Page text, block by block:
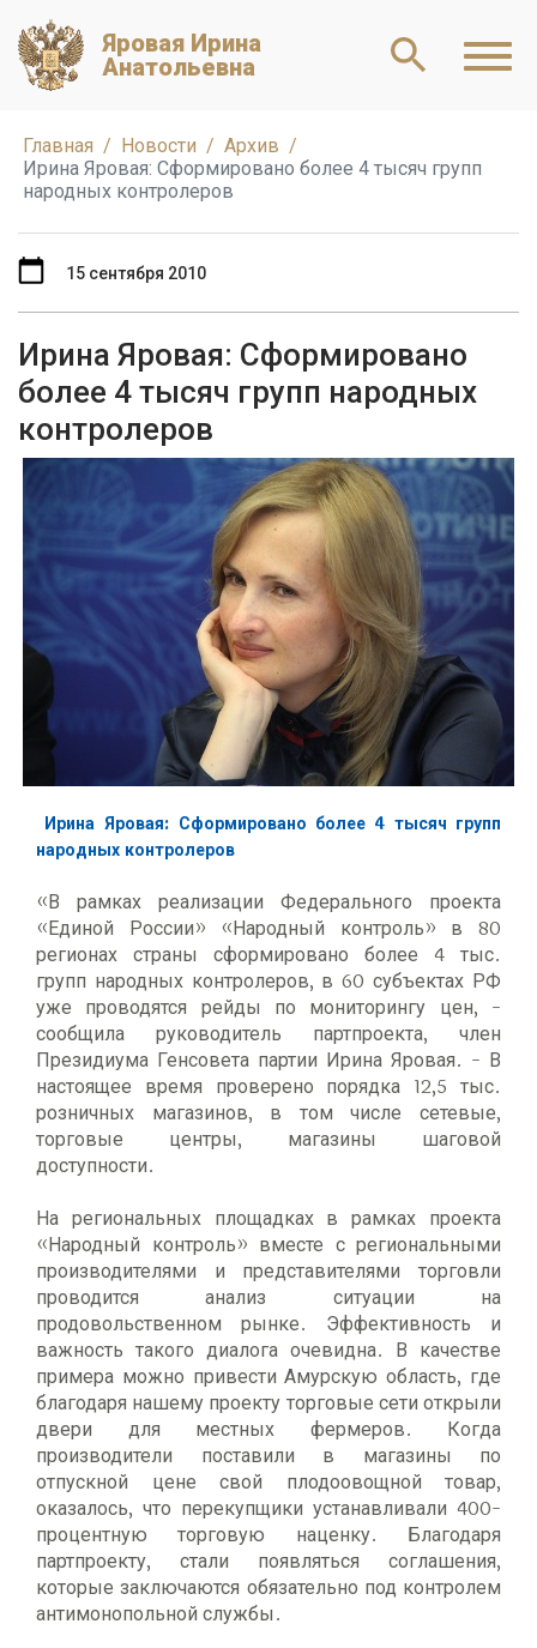
Яровая Ирина
Анатольевна
Главная Новости
Архив
Ирина Яровая: Сформировано более 4 тысяч групп
народных контролеров
Ирина Яровая: Сформировано
более 4 тысяч групп народных
контролеров
15 сентября 2010
Ирина Яровая: Сформировано более 4 тысяч групп
народных контролеров
«В рамках реализации Федерального проекта
«Единой России» «Народный контроль» в 80
регионах страны сформировано более 4 тыс.
групп народных контролеров, в 60 субъектах РФ
уже проводятся рейды по мониторингу цен, -
сообщила руководитель партпроекта, член
Президиума Генсовета партии Ирина Яровая. - В
настоящее время проверено порядка 12,5 тыс.
розничных магазинов, в том числе сетевые,
торговые центры, магазины шаговой
доступности.
На региональных площадках в рамках проекта
«Народный контроль» вместе с региональными
производителями и представителями торговли
проводится анализ ситуации на
продовольственном рынке. Эффективность и
важность такого диалога очевидна. В качестве
примера можно привести Амурскую область, где
благодаря нашему проекту торговые сети открыли
двери для местных фермеров. Когда
производители поставили в магазины по
отпускной цене свой плодоовощной товар,
оказалось, что перекупщики устанавливали 400-
процентную торговую наценку. Благодаря
партпроекту, стали появляться соглашения,
которые заключаются обязательно под контролем
антимонопольной службы.